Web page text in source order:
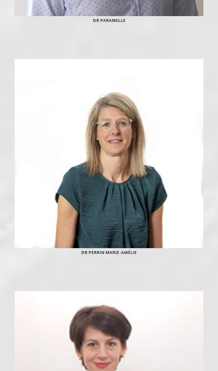
DR PARAMELLE
DR PERRIN MARIE-AMÉLIE